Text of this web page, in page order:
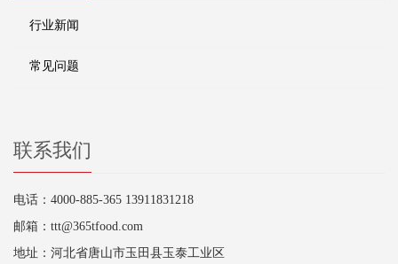
行业新闻
常见问题
联系我们
电话：4000-885-365 13911831218
邮箱：ttt@365tfood.com
地址：河北省唐山市玉田县玉泰工业区